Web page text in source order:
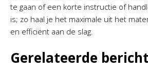
te gaan of een korte instructie of
is; zo haal je het maximale uit het
en efficiënt aan de slag.
Gerelateerde